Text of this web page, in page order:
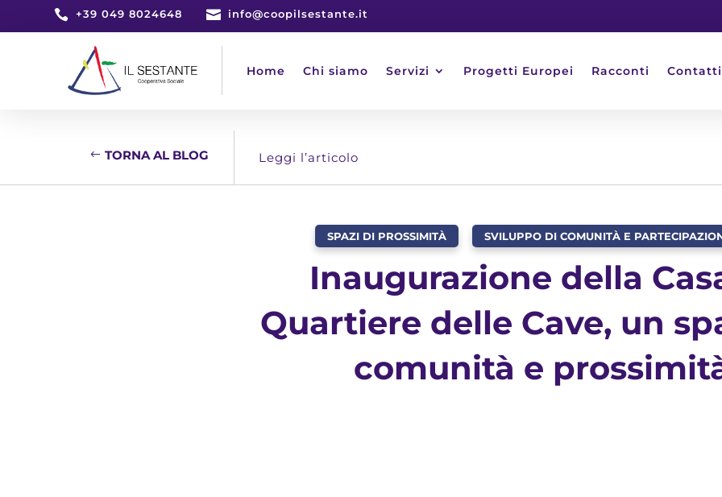
 +39 049 8024648  info@coopilsestante.it
Home Chi siamo Servizi Progetti Europei Racconti Contatti
TORNA AL BLOG Leggi l’articolo
SPAZI DI PROSSIMITÀ SVILUPPO DI COMUNITÀ E
Inaugurazione della
Quartiere delle Cave, un
comunità e